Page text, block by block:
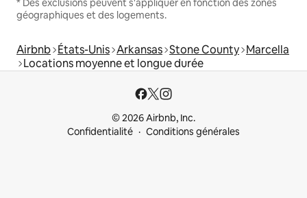
* Des exclusions peuvent s'appliquer en fonction des zones
géographiques et des logements.
Airbnb États-Unis Arkansas Stone County Marcella
Locations moyenne et longue durée
© 2026 Airbnb, Inc.
Confidentialité
Conditions générales